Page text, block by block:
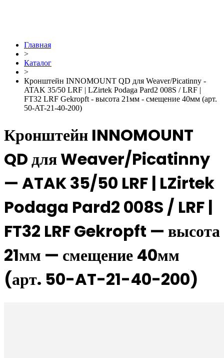
Главная
>
Каталог
>
Кронштейн INNOMOUNT QD для Weaver/Picatinny -
ATAK 35/50 LRF | LZirtek Podaga Pard2 008S / LRF |
FT32 LRF Gekropft - высота 21мм - смещение 40мм (арт.
50-AT-21-40-200)
Кронштейн INNOMOUNT
QD для Weaver/Picatinny
— ATAK 35/50 LRF | LZirtek
Podaga Pard2 008S / LRF |
FT32 LRF Gekropft — высота
21мм — смещение 40мм
(арт. 50-AT-21-40-200)